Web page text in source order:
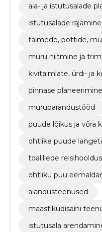
aia- ja istutusalade
istutusalade rajamine
taimede, pottide,
muru niitmine ja
kivitaimlate, ürdi- ja
pinnase
muruparandustööd
puude lõikus ja võra
ohtlike puude
toalillede reisihooldus
ohtliku puu
aiandusteenused
maastikudisaini
istutusala